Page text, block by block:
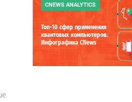
CNEWS ANALYTICS
Топ-10 сфер применения
квантовых компьютеров.
Инфографика CNews